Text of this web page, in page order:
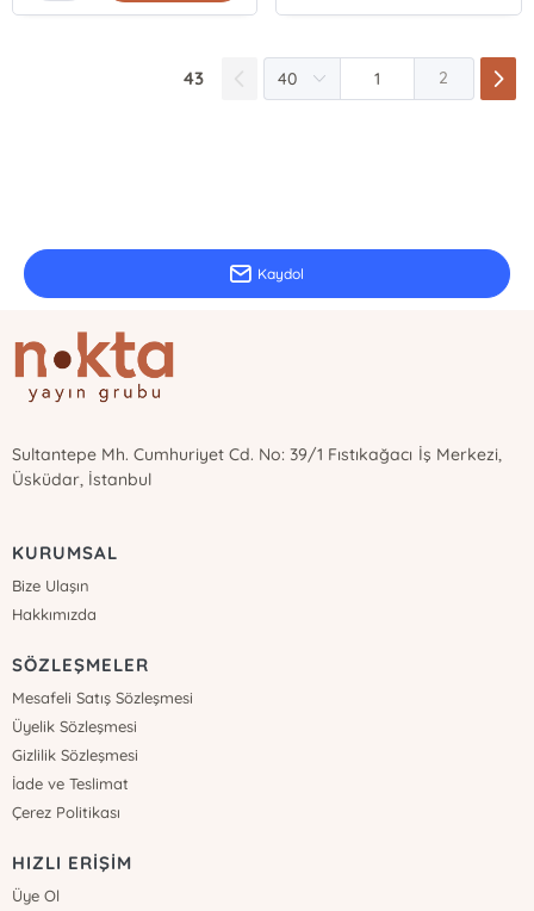
43 2
Kaydol
Sultantepe Mh. Cumhuriyet Cd. No: 39/1 Fıstıkağacı İş Merkezi,
Üsküdar, İstanbul
KURUMSAL
Bize Ulaşın
Hakkımızda
SÖZLEŞMELER
Mesafeli Satış Sözleşmesi
Üyelik Sözleşmesi
Gizlilik Sözleşmesi
İade ve Teslimat
Çerez Politikası
HIZLI ERİŞİM
Üye Ol